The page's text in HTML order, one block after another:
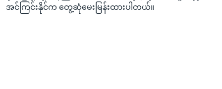
အင်ကြင်းနိုင်က တွေ့ဆုံမေးမြန်းထားပါတယ်။